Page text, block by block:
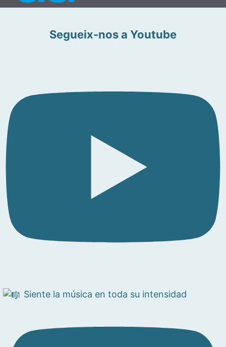
Segueix-nos a Youtube
Siente la música en toda su intensidad